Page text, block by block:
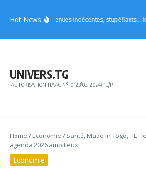
Hot NewsVo4 : tenues indécentes, stupéfiants…
UNIVERS.TG
AUTORISATION HAAC N° 0123/02-2024/PL/P
Home / Economie / Santé, Made in Togo, FIL :
agenda 2026 ambitieux
Economie